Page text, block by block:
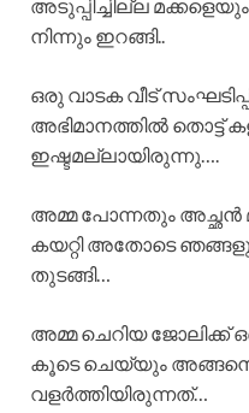
അടുപ്പിച്ചില്ല
നിന്നും ഇറങ്ങി..
ഒരു വാടക വീട്
അഭിമാനത്തിൽ തൊട്ട്
ഇഷ്ടമല്ലായിരുന്നു….
അമ്മ പോന്നതും അച്ഛൻ
കയറ്റി അതോടെ
തുടങ്ങി…
അമ്മ ചെറിയ ജോലിക്ക്
കൂടെ ചെയ്യും
വളർത്തിയിരുന്നത്…